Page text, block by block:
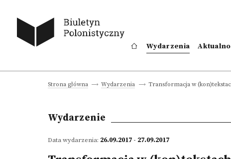
Wydarzenia
Strona główna Wydarzenia Transformacja w
Wydarzenie
Data wydarzenia: 26.09.2017 - 27.09.2017